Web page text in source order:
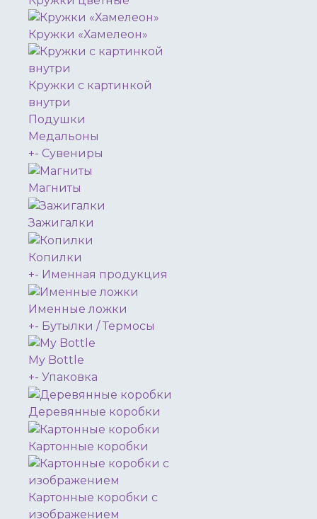
Кружки «Хамелеон»
Кружки с картинкой
внутри
Подушки
Медальоны
+- Сувениры
Магниты
Зажигалки
Копилки
+- Именная продукция
Именные ложки
+- Бутылки / Термосы
My Bottle
+- Упаковка
Деревянные коробки
Картонные коробки
Картонные коробки с
изображением